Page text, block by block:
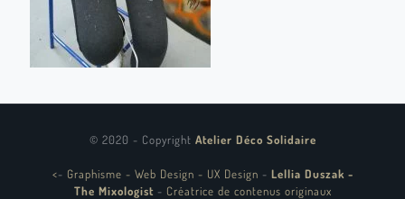
© 2020 - Copyright Atelier Déco Solidaire
<- Graphisme - Web Design - UX Design - Lellia Duszak -
The Mixologist - Créatrice de contenus originaux